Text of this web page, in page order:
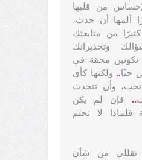
من قلبها
آلمها أن حدث،
من متابعتك
وتحذيراتك
تكونين محقة في
حبًا..ولكنها كأي
تحب، وأن تتحدث
.. فإن لم يكن
فلماذا لا تحلم
تقللي من شأن